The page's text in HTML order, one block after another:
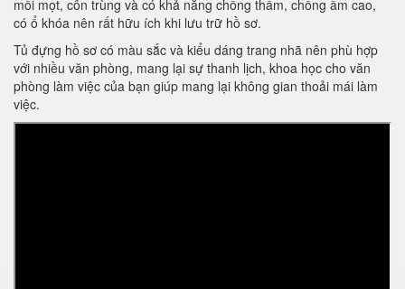
mối mọt, côn trùng và có khả năng chống thấm, chống ẩm cao,
có ổ khóa nên rất hữu ích khi lưu trữ hồ sơ.
Tủ đựng hồ sơ có màu sắc và kiểu dáng trang nhã nên phù hợp
với nhiều văn phòng, mang lại sự thanh lịch, khoa học cho văn
phòng làm việc của bạn giúp mang lại không gian thoải mái làm
việc.